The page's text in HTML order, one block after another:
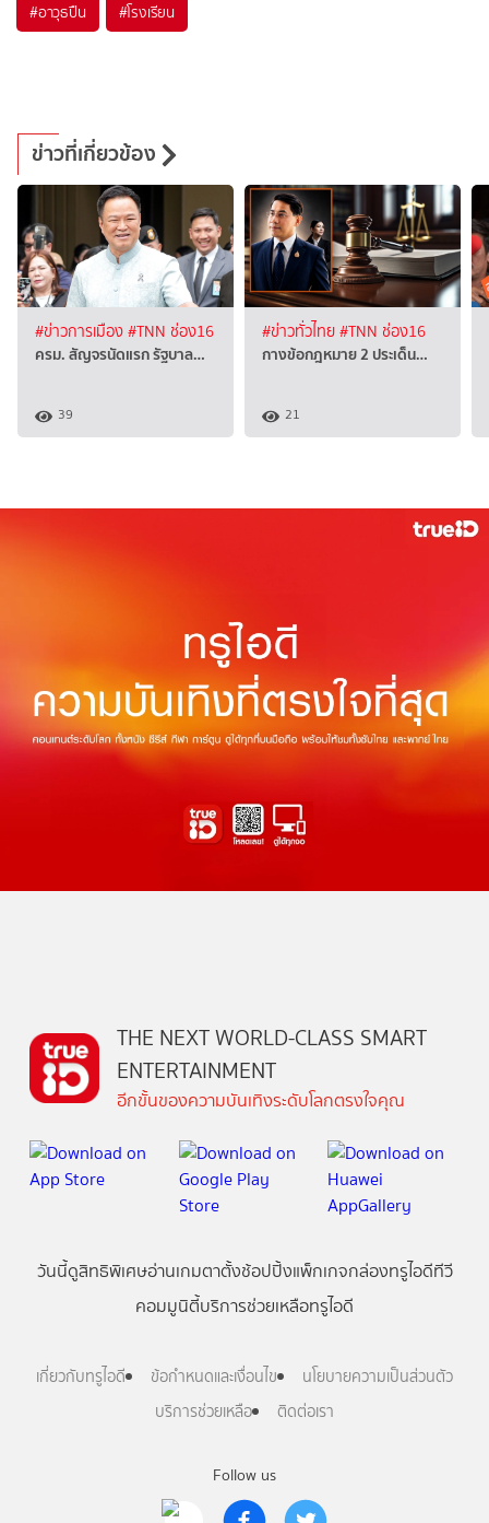
#อาวุธปืน #โรงเรียน
ข่าวที่เกี่ยวข้อง
#ข่าวการเมือง#TNN ช่อง16
ครม. สัญจรนัดแรก รัฐบาล…
39
#ข่าวทั่วไทย#TNN ช่อง16
กางข้อกฎหมาย 2 ประเด็น…
21
Follow us
THE NEXT WORLD-CLASS SMART
ENTERTAINMENT
อีกขั้นของความบันเทิงระดับโลกตรงใจคุณ
วันนี้ดูสิทธิพิเศษอ่านเกมตาตั้งช้อปปิ้งแพ็กเกจกล่องทรูไอดีทีวี
คอมมูนิตี้บริการช่วยเหลือทรูไอดี
เกี่ยวกับทรูไอดี ข้อกำหนดและเงื่อนไข
นโยบายความเป็นส่วนตัว
บริการช่วยเหลือ
ติดต่อเรา